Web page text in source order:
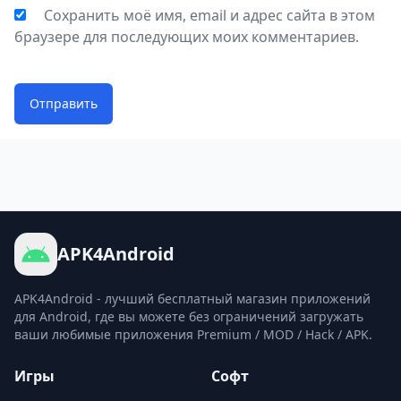
Графика и звук в игре Solar Smash
Все детали, показанные в Solar Smash, обладают
дизайном. Благодаря этому, игроки получат
максимально реалистичные ощущения, участвуя в
уничтожении планет во Вселенной. При этом,
атак от игрока принесет еще больше восторга, чем
когда-либо.
Сохранить моё имя, email и адрес сайта в этом
браузере для последующих моих комментариев.
Отправить
APK4Android
APK4Android - лучший бесплатный магазин приложений
для Android, где вы можете без ограничений загружать
ваши любимые приложения Premium / MOD / Hack / APK.
Игры Софт